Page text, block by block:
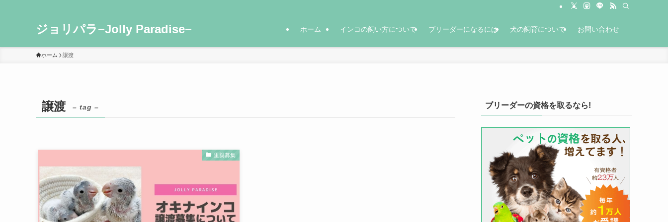
ジョリパラ−Jolly Paradise− ホーム インコの飼い方について ブリーダーになるには 犬の飼育について お問い合わせ
ホーム 譲渡
譲渡 – tag –
里親募集
ブリーダーの資格を取るなら!